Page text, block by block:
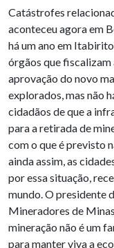
Catástrofes
aconteceu agora em
há um ano em
órgãos que fiscalizam
aprovação do novo
explorados, mas não
cidadãos de que a
para a retirada de
com o que é previsto
ainda assim, as
por essa situação,
mundo. O presidente
Mineradores de
mineração não é um
para manter viva a